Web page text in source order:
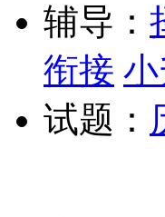
辅导：
衔接
试题：